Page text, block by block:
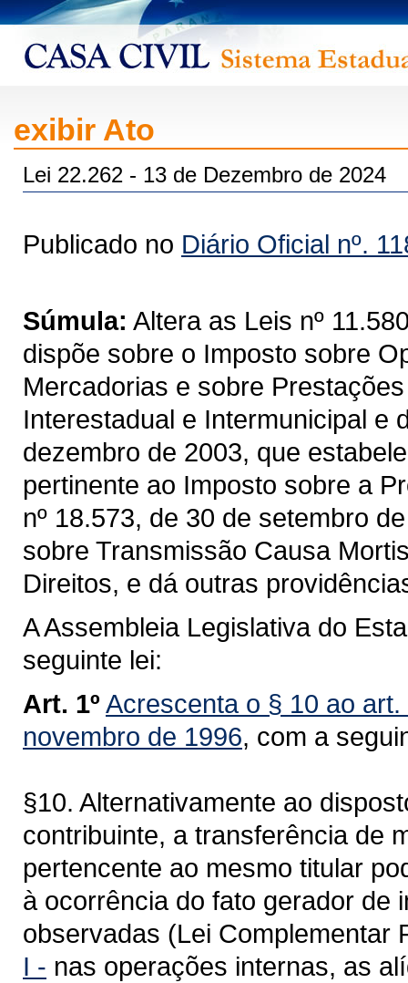
exibir Ato
Lei 22.262 - 13 de Dezembro de 2024
Publicado no Diário Oficial nº.
Súmula: Altera as Leis nº
dispõe sobre o Imposto sobre
Mercadorias e sobre
Interestadual e Intermunicipal e
dezembro de 2003, que
pertinente ao Imposto sobre a
nº 18.573, de 30 de setembro
sobre Transmissão Causa
Direitos, e dá outras
A Assembleia Legislativa do
seguinte lei:
Art. 1º Acrescenta o § 10 ao art.
novembro de 1996, com a
§10. Alternativamente ao
contribuinte, a transferência de
pertencente ao mesmo titular
à ocorrência do fato gerador de
observadas (Lei Complementar
I - nas operações internas, as